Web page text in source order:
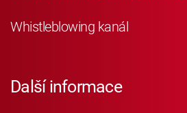
Whistleblowing kanál
Další informace